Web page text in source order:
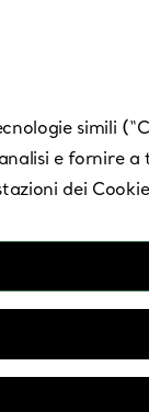
simili
e fornire
dei